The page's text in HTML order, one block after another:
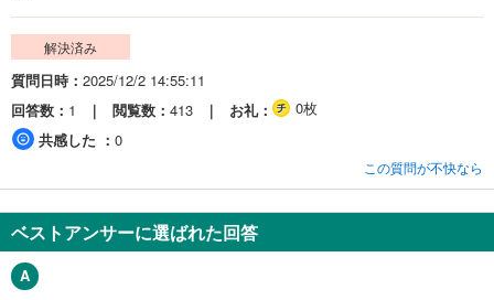
解決済み
質問日時
2025/12/2 14:55:11
回答数
1 閲覧数 413 お礼
0枚
共感した
0
この質問が不快なら
ベストアンサーに選ばれた回答